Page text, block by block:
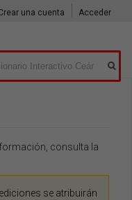
consulta la
se atribuirán
una cuenta Acceder